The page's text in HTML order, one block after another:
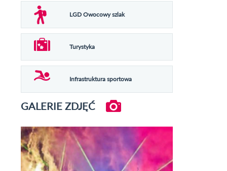
LGD Owocowy szlak
Turystyka
Infrastruktura sportowa
GALERIE ZDJĘĆ